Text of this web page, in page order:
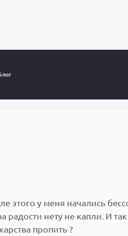
этого у меня начались
радости нету не капли. И
пропить ?